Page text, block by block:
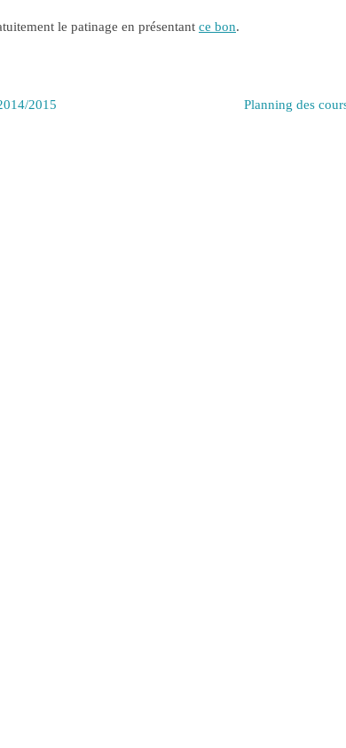
le patinage en présentant ce bon.
2015 Planning des